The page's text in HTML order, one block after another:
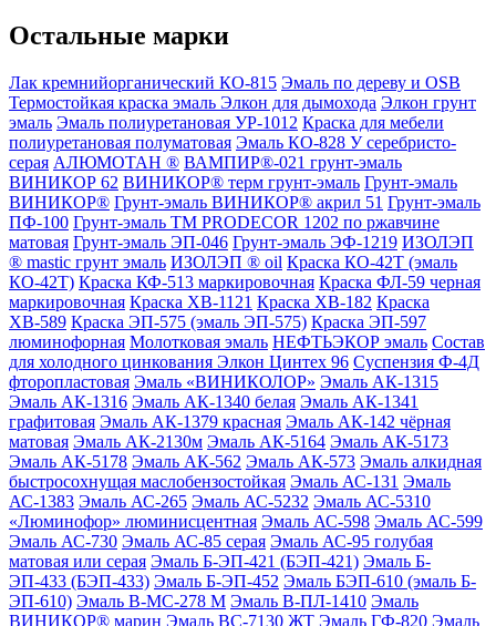
Остальные марки
Лак кремнийорганический КО-815 Эмаль по дереву и OSB
Термостойкая краска эмаль Элкон для дымохода Элкон грунт
эмаль Эмаль полиуретановая УР-1012 Краска для мебели
полиуретановая полуматовая Эмаль КО-828 У серебристо-
серая АЛЮМОТАН ® ВАМПИР®-021 грунт-эмаль
ВИНИКОР 62 ВИНИКОР® терм грунт-эмаль Грунт-эмаль
ВИНИКОР® Грунт-эмаль ВИНИКОР® акрил 51 Грунт-эмаль
ПФ-100 Грунт-эмаль ТМ PRODECOR 1202 по ржавчине
матовая Грунт-эмаль ЭП-046 Грунт-эмаль ЭФ-1219 ИЗОЛЭП
® mastic грунт эмаль ИЗОЛЭП ® oil Краска КО-42Т (эмаль
КО-42Т) Краска КФ-513 маркировочная Краска ФЛ-59 черная
маркировочная Краска ХВ-1121 Краска ХВ-182 Краска
ХВ-589 Краска ЭП-575 (эмаль ЭП-575) Краска ЭП-597
люминофорная Молотковая эмаль НЕФТЬЭКОР эмаль Состав
для холодного цинкования Элкон Цинтех 96 Суспензия Ф-4Д
фторопластовая Эмаль «ВИНИКОЛОР» Эмаль АК-1315
Эмаль АК-1316 Эмаль АК-1340 белая Эмаль АК-1341
графитовая Эмаль АК-1379 красная Эмаль АК-142 чёрная
матовая Эмаль АК-2130м Эмаль АК-5164 Эмаль АК-5173
Эмаль АК-5178 Эмаль АК-562 Эмаль АК-573 Эмаль алкидная
быстросохнущая маслобензостойкая Эмаль АС-131 Эмаль
АС-1383 Эмаль АС-265 Эмаль АС-5232 Эмаль АС-5310
«Люминофор» люминисцентная Эмаль АС-598 Эмаль АС-599
Эмаль АС-730 Эмаль АС-85 серая Эмаль АС-95 голубая
матовая или серая Эмаль Б-ЭП-421 (БЭП-421) Эмаль Б-
ЭП-433 (БЭП-433) Эмаль Б-ЭП-452 Эмаль БЭП-610 (эмаль Б-
ЭП-610) Эмаль В-МС-278 М Эмаль В-ПЛ-1410 Эмаль
ВИНИКОР® марин Эмаль ВС-7130 ЖТ Эмаль ГФ-820 Эмаль